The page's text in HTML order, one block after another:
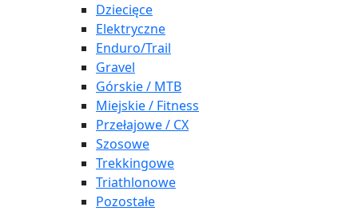
Dziecięce
Elektryczne
Enduro/Trail
Gravel
Górskie / MTB
Miejskie / Fitness
Przełajowe / CX
Szosowe
Trekkingowe
Triathlonowe
Pozostałe